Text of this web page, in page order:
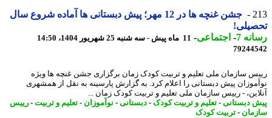
جشن غنچه ها در 12 مهر؛ پیش دبستانی ها آماده شروع سال
7
-اجتماعی-11 ماه پیش - سه شنبه 25 شهریور 1404، 14:50
سازمان ملی تعلیم و تربیت کودک زمان برگزاری جشن غنچه ها ویژه
پیش دبستانی را اعلام کرد. به گزارش پارسینه به نقل از همشهری
- رییس سازمان ملی تعلیم و تربیت کودک زمان ...
دبستانی-تعلیم و تربیت کودک-دبستانی-نوآموزان- تعلیم و تربیت -رییس
-تربیت کودک